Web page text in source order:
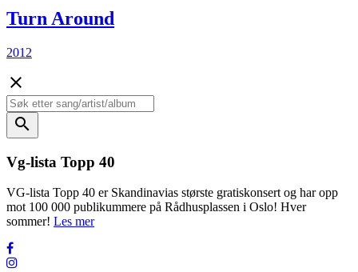
Turn Around
2012
close
search
Vg-lista Topp 40
VG-lista Topp 40 er Skandinavias største gratiskonsert og har opp
mot 100 000 publikummere på Rådhusplassen i Oslo! Hver
sommer! Les mer